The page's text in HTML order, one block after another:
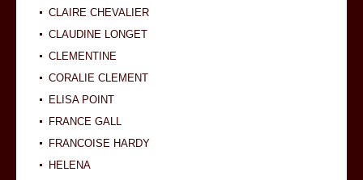
CLAIRE CHEVALIER
CLAUDINE LONGET
CLEMENTINE
CORALIE CLEMENT
ELISA POINT
FRANCE GALL
FRANCOISE HARDY
HELENA